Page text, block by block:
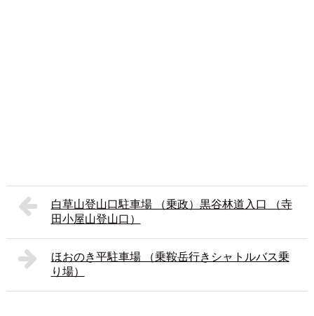
白草山登山口駐車場 （乗政）黒谷林道入口 （寺
田小屋山登山口）
ほおのき平駐車場 （乗鞍岳行きシャトルバス乗
り場）